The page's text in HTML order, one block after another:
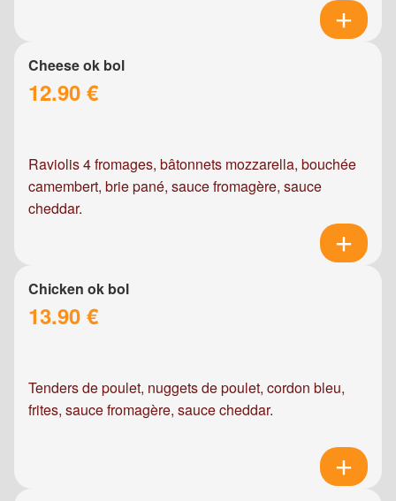
Cheese ok bol
12.90 €
Raviolis 4 fromages, bâtonnets mozzarella, bouchée
camembert, brie pané, sauce fromagère, sauce
cheddar.
Chicken ok bol
13.90 €
Tenders de poulet, nuggets de poulet, cordon bleu,
frites, sauce fromagère, sauce cheddar.